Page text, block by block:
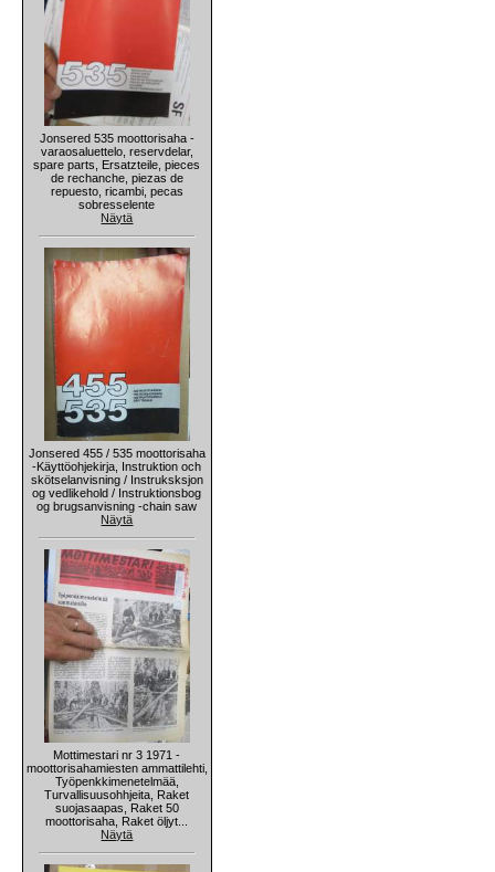
Jonsered 535 moottorisaha -
varaosaluettelo, reservdelar,
spare parts, Ersatzteile, pieces
de rechanche, piezas de
repuesto, ricambi, pecas
sobresselente
Näytä
Jonsered 455 / 535 moottorisaha
-Käyttöohjekirja, Instruktion och
skötselanvisning / Instruksksjon
og vedlikehold / Instruktionsbog
og brugsanvisning -chain saw
Näytä
Mottimestari nr 3 1971 -
moottorisahamiesten ammattilehti,
Työpenkkimenetelmää,
Turvallisuusohhjeita, Raket
suojasaapas, Raket 50
moottorisaha, Raket öljyt...
Näytä